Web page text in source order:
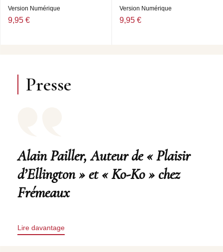
Version Numérique
9,95 €
Version Numérique
9,95 €
Presse
Alain Pailler, Auteur de « Plaisir
d’Ellington » et « Ko-Ko » chez
Frémeaux
Lire davantage